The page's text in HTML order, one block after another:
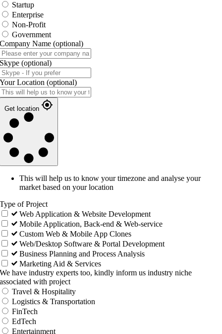
Startup
Enterprise
Non-Profit
Government
Company Name (optional)
Skype (optional)
Your Location (optional)
Get location
This will help us to know your timezone and analyse your
market based on your location
Type of Project
Web Application & Website Development
Mobile Application, Back-end & Web-service
Custom Web & Mobile App Clones
Web/Desktop Software & Portal Development
Business Planning and Process Analysis
Marketing Aid & Services
We have industry experts too, kindly inform us industry niche
associated with project
Travel & Hospitality
Logistics & Transportation
FinTech
EdTech
Entertainment